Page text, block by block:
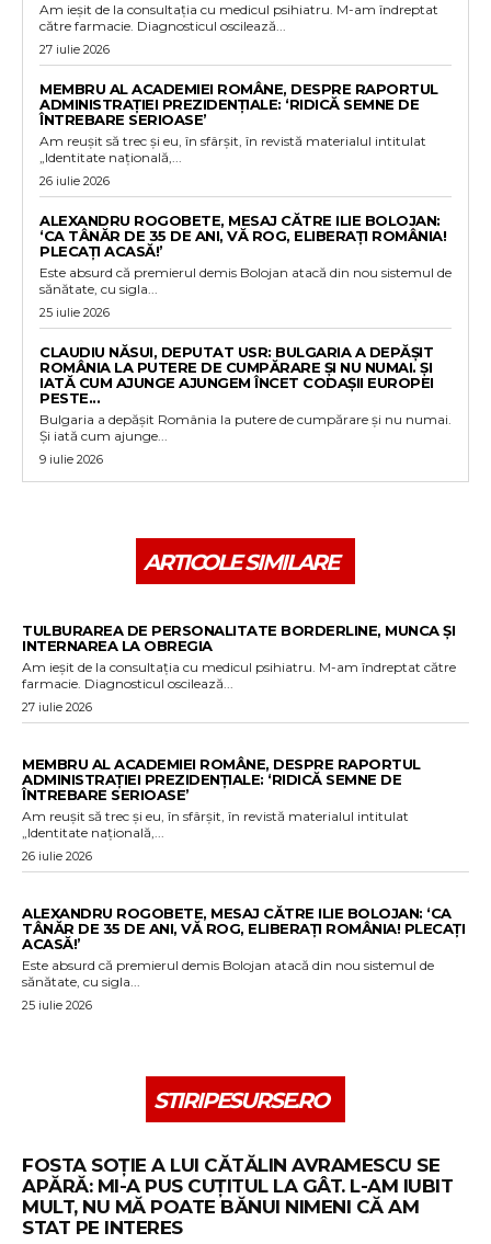
Am ieșit de la consultația cu medicul psihiatru. M-am îndreptat
către farmacie. Diagnosticul oscilează...
27 iulie 2026
MEMBRU AL ACADEMIEI ROMÂNE, DESPRE RAPORTUL
ADMINISTRAȚIEI PREZIDENȚIALE: ‘RIDICĂ SEMNE DE
ÎNTREBARE SERIOASE’
Am reușit să trec și eu, în sfârșit, în revistă materialul intitulat
„Identitate națională,...
26 iulie 2026
ALEXANDRU ROGOBETE, MESAJ CĂTRE ILIE BOLOJAN:
‘CA TÂNĂR DE 35 DE ANI, VĂ ROG, ELIBERAȚI ROMÂNIA!
PLECAȚI ACASĂ!’
Este absurd că premierul demis Bolojan atacă din nou sistemul de
sănătate, cu sigla...
25 iulie 2026
CLAUDIU NĂSUI, DEPUTAT USR: BULGARIA A DEPĂȘIT
ROMÂNIA LA PUTERE DE CUMPĂRARE ȘI NU NUMAI. ȘI
IATĂ CUM AJUNGE AJUNGEM ÎNCET CODAȘII EUROPEI
PESTE...
Bulgaria a depășit România la putere de cumpărare și nu numai.
Și iată cum ajunge...
9 iulie 2026
ARTICOLE SIMILARE
TULBURAREA DE PERSONALITATE BORDERLINE, MUNCA ȘI
INTERNAREA LA OBREGIA
Am ieșit de la consultația cu medicul psihiatru. M-am îndreptat către
farmacie. Diagnosticul oscilează...
27 iulie 2026
MEMBRU AL ACADEMIEI ROMÂNE, DESPRE RAPORTUL
ADMINISTRAȚIEI PREZIDENȚIALE: ‘RIDICĂ SEMNE DE
ÎNTREBARE SERIOASE’
Am reușit să trec și eu, în sfârșit, în revistă materialul intitulat
„Identitate națională,...
26 iulie 2026
ALEXANDRU ROGOBETE, MESAJ CĂTRE ILIE BOLOJAN: ‘CA
TÂNĂR DE 35 DE ANI, VĂ ROG, ELIBERAȚI ROMÂNIA! PLECAȚI
ACASĂ!’
Este absurd că premierul demis Bolojan atacă din nou sistemul de
sănătate, cu sigla...
25 iulie 2026
STIRIPESURSE.RO
FOSTA SOȚIE A LUI CĂTĂLIN AVRAMESCU SE
APĂRĂ: MI-A PUS CUȚITUL LA GÂT. L-AM IUBIT
MULT, NU MĂ POATE BĂNUI NIMENI CĂ AM
STAT PE INTERES